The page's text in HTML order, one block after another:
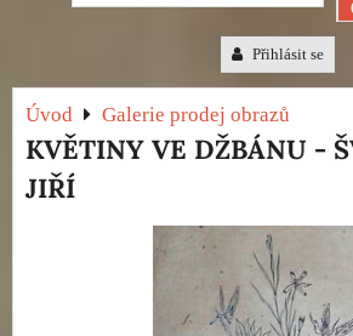
Přihlásit se
Úvod Galerie prodej obrazů
KVĚTINY VE DŽBÁNU -
JIŘÍ